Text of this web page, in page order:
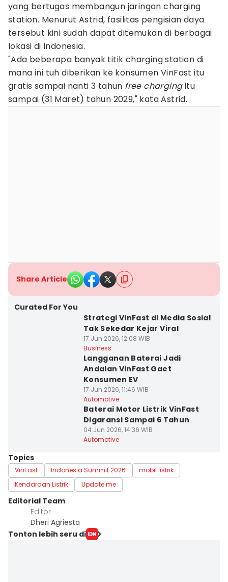
yang bertugas membangun jaringan charging
station. Menurut Astrid, fasilitas pengisian daya
tersebut kini sudah dapat ditemukan di berbagai
lokasi di Indonesia.
"Ada beberapa banyak titik charging station di
mana ini tuh diberikan ke konsumen VinFast itu
gratis sampai nanti 3 tahun free chargingitu
sampai (31 Maret) tahun 2029," kata Astrid.
Share Article
Curated For You
Strategi VinFast di Media Sosial
Tak Sekedar Kejar Viral
17 Jun 2026, 12:08 WIB
Business
Langganan Baterai Jadi
Andalan VinFast Gaet
Konsumen EV
17 Jun 2026, 11:46 WIB
Automotive
Baterai Motor Listrik VinFast
Digaransi Sampai 6 Tahun
04 Jun 2026, 14:36 WIB
Automotive
Topics
VinFast Indonesia Summit 2026
mobil listrik
Kendaraan Listrik
Update me
Editorial Team
Editor
Dheri Agriesta
Tonton lebih seru di